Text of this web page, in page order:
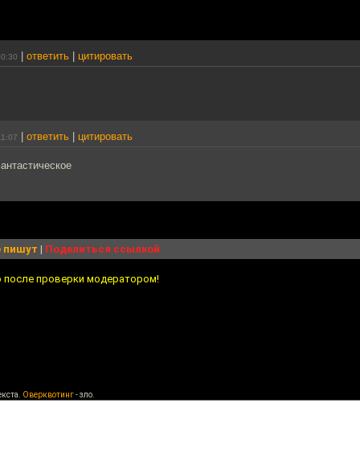
ответить цитировать
ответить цитировать
пишут | Поделиться ссылкой
после проверки модератором!
Оверквотинг- зло.